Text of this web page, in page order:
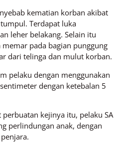
kematian korban akibat
Terdapat luka
leher belakang. Selain itu
pada bagian punggung
dari telinga dan mulut korban.
pelaku dengan menggunakan
dengan ketebalan 5
kejinya itu, pelaku SA
perlindungan anak, dengan